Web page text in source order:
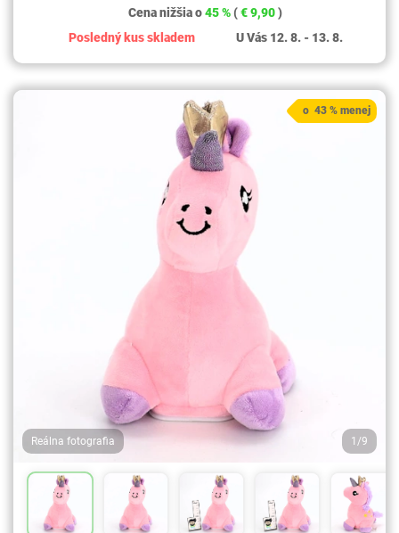
Cena nižšia o45 % (€ 9,90)
Posledný kus skladem
U Vás 12. 8. - 13. 8.
Reálna fotografia 1/9
o 43 % menej